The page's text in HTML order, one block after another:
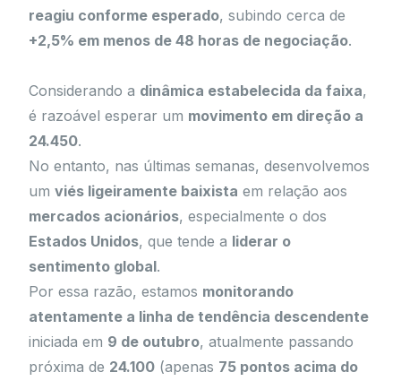
reagiu conforme esperado, subindo cerca de
+2,5% em menos de 48 horas de negociação.
Considerando a dinâmica estabelecida da faixa,
é razoável esperar um movimento em direção a
24.450.
No entanto, nas últimas semanas, desenvolvemos
umviés ligeiramente baixista em relação aos
mercados acionários, especialmente o dos
Estados Unidos, que tende a liderar o
sentimento global.
Por essa razão, estamos monitorando
atentamente a linha de tendência descendente
iniciada em 9 de outubro, atualmente passando
próxima de 24.100 (apenas 75 pontos acima do